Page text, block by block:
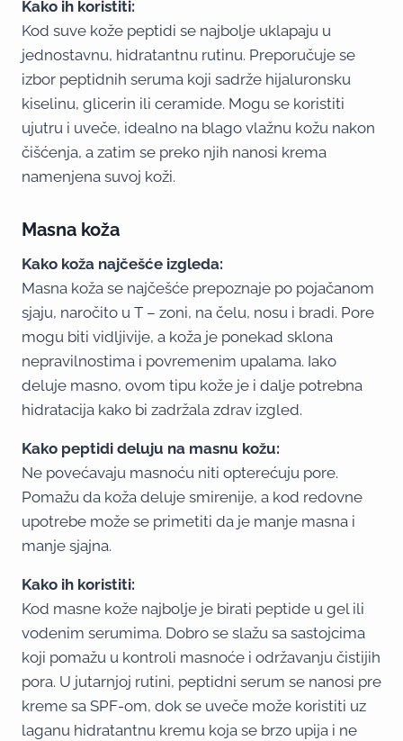
Kako ih koristiti:
Kod suve kože peptidi se najbolje uklapaju u
jednostavnu, hidratantnu rutinu. Preporučuje se
izbor peptidnih seruma koji sadrže hijaluronsku
kiselinu, glicerin ili ceramide. Mogu se koristiti
ujutru i uveče, idealno na blago vlažnu kožu nakon
čišćenja, a zatim se preko njih nanosi krema
namenjena suvoj koži.
Masna koža
Kako koža najčešće izgleda:
Masna koža se najčešće prepoznaje po pojačanom
sjaju, naročito u T – zoni, na čelu, nosu i bradi. Pore
mogu biti vidljivije, a koža je ponekad sklona
nepravilnostima i povremenim upalama. Iako
deluje masno, ovom tipu kože je i dalje potrebna
hidratacija kako bi zadržala zdrav izgled.
Kako peptidi deluju na masnu kožu:
Ne povećavaju masnoću niti opterećuju pore.
Pomažu da koža deluje smirenije, a kod redovne
upotrebe može se primetiti da je manje masna i
manje sjajna.
Kako ih koristiti:
Kod masne kože najbolje je birati peptide u gel ili
vodenim serumima. Dobro se slažu sa sastojcima
koji pomažu u kontroli masnoće i održavanju čistijih
pora. U jutarnjoj rutini, peptidni serum se nanosi pre
kreme sa SPF-om, dok se uveče može koristiti uz
laganu hidratantnu kremu koja se brzo upija i ne